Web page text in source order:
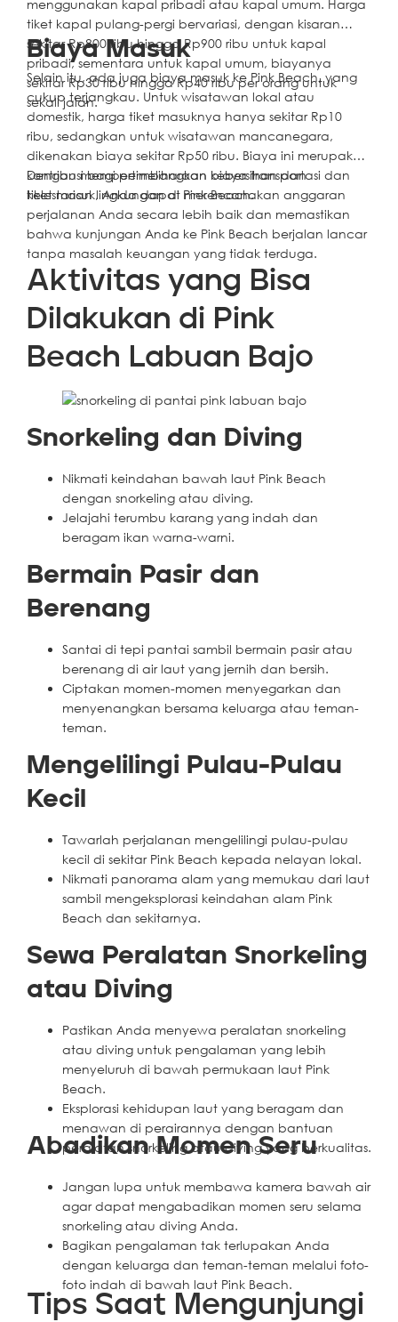
menggunakan kapal pribadi atau kapal umum. Harga
tiket kapal pulang-pergi bervariasi, dengan kisaran
sekitar Rp800 ribu hingga Rp900 ribu untuk kapal
pribadi, sementara untuk kapal umum, biayanya
sekitar Rp30 ribu hingga Rp40 ribu per orang untuk
sekali jalan.
Biaya Masuk
Selain itu, ada juga biaya masuk ke Pink Beach, yang
cukup terjangkau. Untuk wisatawan lokal atau
domestik, harga tiket masuknya hanya sekitar Rp10
ribu, sedangkan untuk wisatawan mancanegara,
dikenakan biaya sekitar Rp50 ribu. Biaya ini merupakan
kontribusi bagi pemeliharaan kebersihan dan
kelestarian lingkungan di Pink Beach.
Dengan mempertimbangkan biaya transportasi dan
tiket masuk, Anda dapat merencanakan anggaran
perjalanan Anda secara lebih baik dan memastikan
bahwa kunjungan Anda ke Pink Beach berjalan lancar
tanpa masalah keuangan yang tidak terduga.
Aktivitas yang Bisa
Dilakukan di Pink
Beach Labuan Bajo
Snorkeling dan Diving
Nikmati keindahan bawah laut Pink Beach
dengan snorkeling atau diving.
Jelajahi terumbu karang yang indah dan
beragam ikan warna-warni.
Bermain Pasir dan
Berenang
Santai di tepi pantai sambil bermain pasir atau
berenang di air laut yang jernih dan bersih.
Ciptakan momen-momen menyegarkan dan
menyenangkan bersama keluarga atau teman-
teman.
Mengelilingi Pulau-Pulau
Kecil
Tawarlah perjalanan mengelilingi pulau-pulau
kecil di sekitar Pink Beach kepada nelayan lokal.
Nikmati panorama alam yang memukau dari laut
sambil mengeksplorasi keindahan alam Pink
Beach dan sekitarnya.
Sewa Peralatan Snorkeling
atau Diving
Pastikan Anda menyewa peralatan snorkeling
atau diving untuk pengalaman yang lebih
menyeluruh di bawah permukaan laut Pink
Beach.
Eksplorasi kehidupan laut yang beragam dan
menawan di perairannya dengan bantuan
peralatan snorkeling atau diving yang berkualitas.
Abadikan Momen Seru
Jangan lupa untuk membawa kamera bawah air
agar dapat mengabadikan momen seru selama
snorkeling atau diving Anda.
Bagikan pengalaman tak terlupakan Anda
dengan keluarga dan teman-teman melalui foto-
foto indah di bawah laut Pink Beach.
Tips Saat Mengunjungi